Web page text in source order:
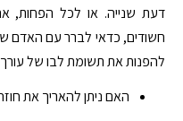
דעת שנייה. או לכל הפחות,
חשודים, כדאי לברר עם האדם
להפנות את תשומת לבו של עורך
האם ניתן להאריך את